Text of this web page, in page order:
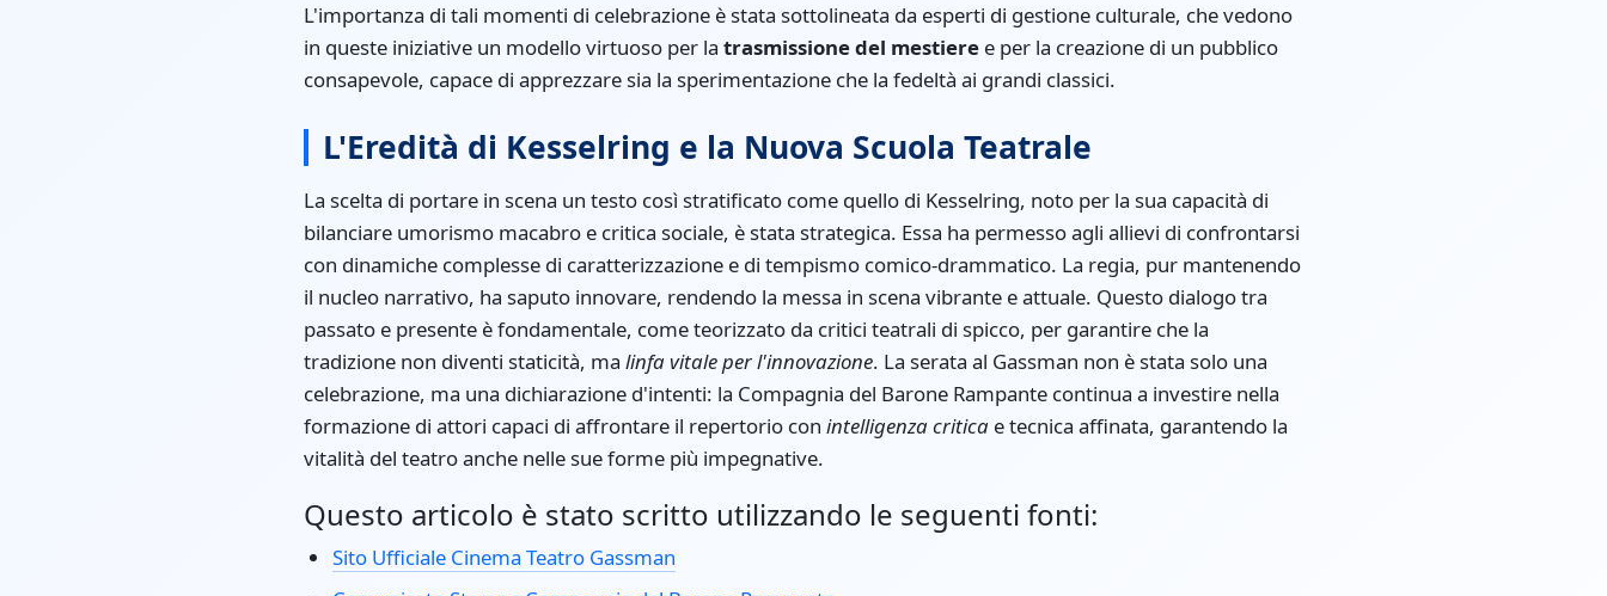
L'importanza di tali momenti di celebrazione è stata sottolineata da esperti di gestione culturale, che vedono
in queste iniziative un modello virtuoso per la trasmissione del mestiere e per la creazione di un pubblico
consapevole, capace di apprezzare sia la sperimentazione che la fedeltà ai grandi classici.
L'Eredità di Kesselring e la Nuova Scuola Teatrale
La scelta di portare in scena un testo così stratificato come quello di Kesselring, noto per la sua capacità di
bilanciare umorismo macabro e critica sociale, è stata strategica. Essa ha permesso agli allievi di confrontarsi
con dinamiche complesse di caratterizzazione e di tempismo comico-drammatico. La regia, pur mantenendo
il nucleo narrativo, ha saputo innovare, rendendo la messa in scena vibrante e attuale. Questo dialogo tra
passato e presente è fondamentale, come teorizzato da critici teatrali di spicco, per garantire che la
tradizione non diventi staticità, ma linfa vitale per l'innovazione. La serata al Gassman non è stata solo una
celebrazione, ma una dichiarazione d'intenti: la Compagnia del Barone Rampante continua a investire nella
formazione di attori capaci di affrontare il repertorio con intelligenza critica e tecnica affinata, garantendo la
vitalità del teatro anche nelle sue forme più impegnative.
Questo articolo è stato scritto utilizzando le seguenti fonti:
Sito Ufficiale Cinema Teatro Gassman